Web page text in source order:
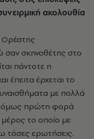
ακολουθία
Ορέστης
σαν σκηνοθέτης στο
πάντοτε η
έπειτα έρχεται το
με πολλά
όμως πρώτη φορά
το οποίο με
τόσες ερωτήσεις.